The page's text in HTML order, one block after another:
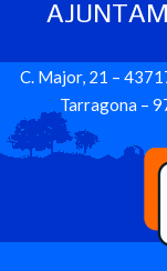
C. Major, 21 –
Tarragona –